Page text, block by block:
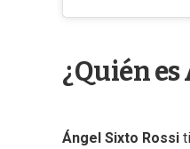
¿Quién es
Ángel Sixto Rossi